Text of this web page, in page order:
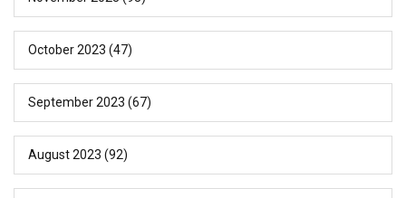
October 2023 (47)
September 2023 (67)
August 2023 (92)